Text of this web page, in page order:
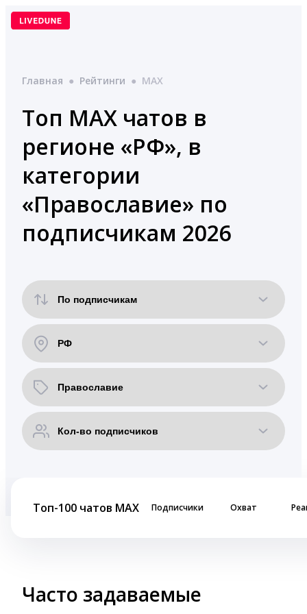
Перейти
Главная ● Рейтинги ● MAX
Топ MAX чатов в
регионе «РФ», в
категории
«Православие» по
подписчикам 2026
Топ-100 чатов MAX Подписчики Охват
Часто задаваемые